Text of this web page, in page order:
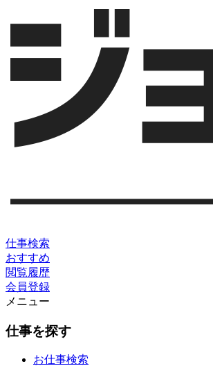
仕事検索
おすすめ
閲覧履歴
会員登録
メニュー
仕事を探す
お仕事検索